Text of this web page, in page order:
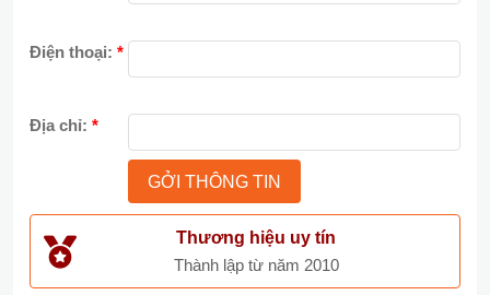
Điện thoại: *
Địa chỉ: *
Thương hiệu uy tín
Thành lập từ năm 2010